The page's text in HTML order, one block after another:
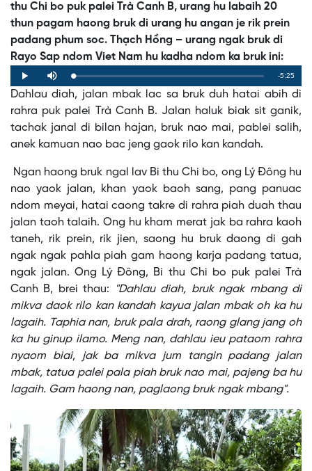
thu Chi bo puk palei Trà Canh B, urang hu labaih 20
thun pagam haong bruk di urang hu angan je rik prein
padang phum soc. Thạch Hồng – urang ngak bruk di
Rayo Sap ndom Viet Nam hu kadha ndom ka bruk ini:
Play Mute Loaded:
0%
Progress:
0%
Remaining
Time
-5:25
Dahlau diah, jalan mbak lac sa bruk duh hatai abih di
rahra puk palei Trà Canh B. Jalan haluk biak sit ganik,
tachak janal di bilan hajan, bruk nao mai, pablei salih,
anek kamuan nao bac jeng gaok rilo kan kandah.
Ngan haong bruk ngal lav Bi thu Chi bo, ong Lý Đông hu
nao yaok jalan, khan yaok baoh sang, pang panuac
ndom meyai, hatai caong takre di rahra piah duah thau
jalan taoh talaih. Ong hu kham merat jak ba rahra kaoh
taneh, rik prein, rik jien, saong hu bruk daong di gah
ngak ngak pahla piah gam haong karja padang tatua,
ngak jalan. Ong Lý Đông, Bi thu Chi bo puk palei Trà
Canh B, brei thau:
"Dahlau diah, bruk ngak mbang di
mikva daok rilo kan kandah kayua jalan mbak oh ka hu
lagaih. Taphia nan, bruk pala drah, raong glang jang oh
ka hu ginup ilamo. Meng nan, dahlau ieu pataom rahra
nyaom biai, jak ba mikva jum tangin padang jalan
mbak, tatua palei pala piah bruk nao mai, pajeng ba hu
lagaih. Gam haong nan, paglaong bruk ngak mbang".